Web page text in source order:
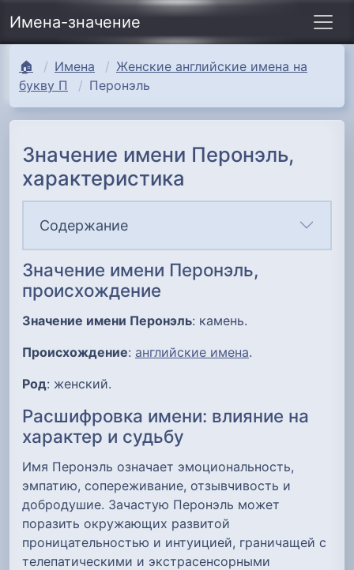
Имена-значение
🏠 Имена
Женские английские имена на
букву П
Перонэль
Значение имени Перонэль,
характеристика
Содержание
Значение имени Перонэль,
происхождение
Значение имени Перонэль: камень.
Происхождение: английские имена.
Род: женский.
Расшифровка имени: влияние на
характер и судьбу
Имя Перонэль означает эмоциональность,
эмпатию, сопереживание, отзывчивость и
добродушие. Зачастую Перонэль может
поразить окружающих развитой
проницательностью и интуицией, граничащей с
телепатическими и экстрасенсорными